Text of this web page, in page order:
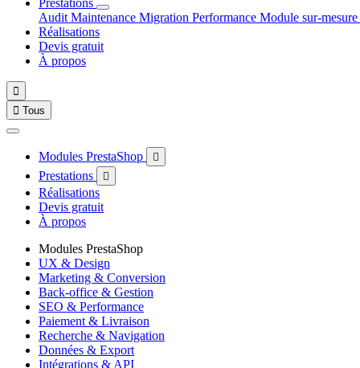
Prestations
Audit Maintenance Migration Performance Module sur-mesure
Réalisations
Devis gratuit
À propos

 Tous
Modules PrestaShop 
Prestations 
Réalisations
Devis gratuit
À propos
Modules PrestaShop
UX & Design
Marketing & Conversion
Back-office & Gestion
SEO & Performance
Paiement & Livraison
Recherche & Navigation
Données & Export
Intégrations & API